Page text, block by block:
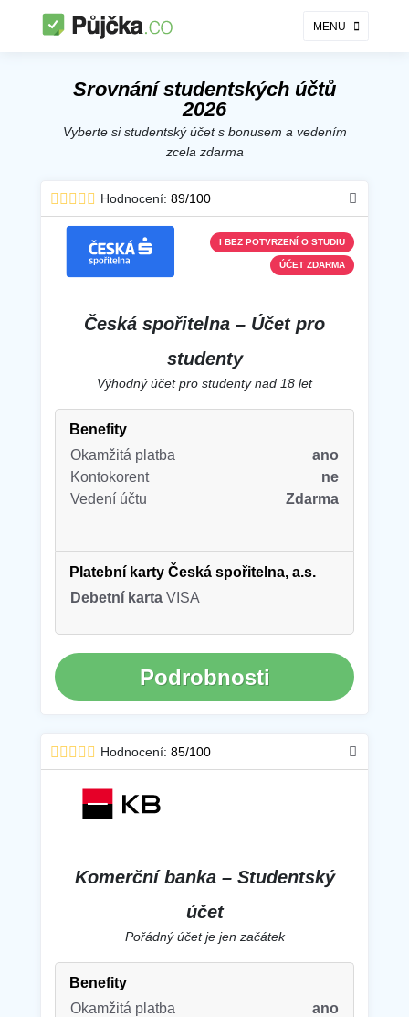
MENU
Srovnání studentských účtů
2026
Vyberte si studentský účet s bonusem a vedením
zcela zdarma
Česká spořitelna – Účet pro
studenty
Výhodný účet pro studenty nad 18 let
Hodnocení: 89/100
Benefity
Okamžitá platba
ano
Kontokorent
ne
Vedení účtu
Zdarma
Platební karty Česká spořitelna, a.s.
Debetní karta VISA
I BEZ POTVRZENÍ O STUDIU
ÚČET ZDARMA
Podrobnosti
Komerční banka – Studentský
účet
Pořádný účet je jen začátek
Hodnocení: 85/100
Benefity
Okamžitá platba
ano